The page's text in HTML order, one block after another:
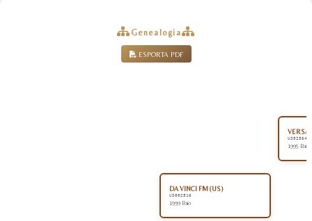
Genealogia
ESPORTA PDF
DA VINCI FM (US)
US002516
1999 Baio
1995 Baio